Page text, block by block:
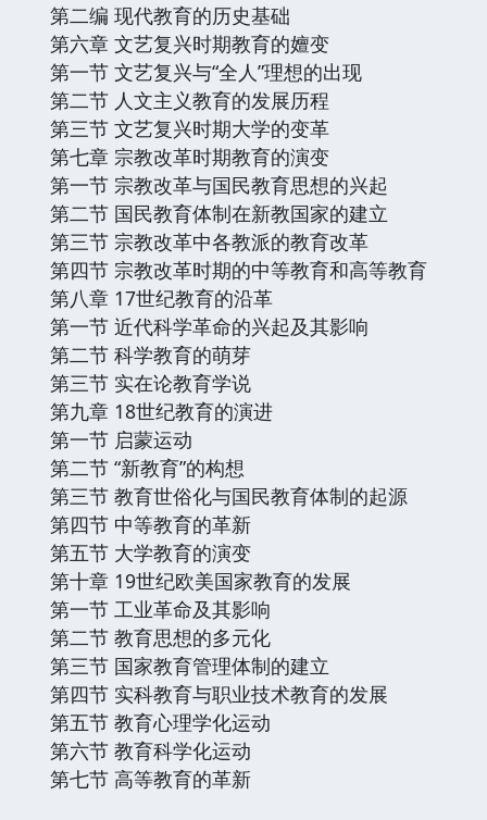
第二编 现代教育的历史基础
第六章 文艺复兴时期教育的嬗变
第一节 文艺复兴与“全人”理想的出现
第二节 人文主义教育的发展历程
第三节 文艺复兴时期大学的变革
第七章 宗教改革时期教育的演变
第一节 宗教改革与国民教育思想的兴起
第二节 国民教育体制在新教国家的建立
第三节 宗教改革中各教派的教育改革
第四节 宗教改革时期的中等教育和高等教育
第八章 17世纪教育的沿革
第一节 近代科学革命的兴起及其影响
第二节 科学教育的萌芽
第三节 实在论教育学说
第九章 18世纪教育的演进
第一节 启蒙运动
第二节 “新教育”的构想
第三节 教育世俗化与国民教育体制的起源
第四节 中等教育的革新
第五节 大学教育的演变
第十章 19世纪欧美国家教育的发展
第一节 工业革命及其影响
第二节 教育思想的多元化
第三节 国家教育管理体制的建立
第四节 实科教育与职业技术教育的发展
第五节 教育心理学化运动
第六节 教育科学化运动
第七节 高等教育的革新